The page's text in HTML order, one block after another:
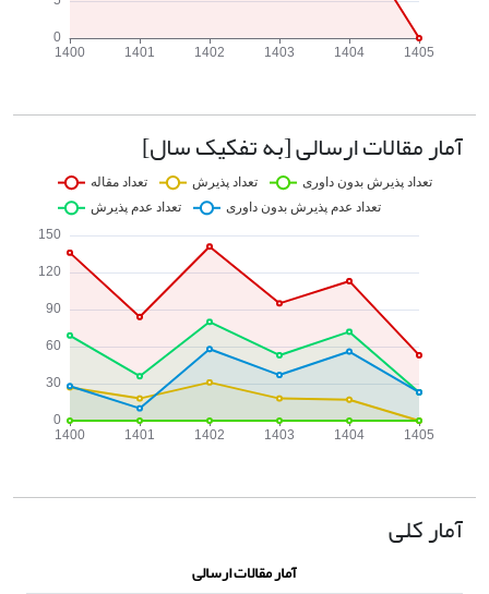
آمار مقالات ارسالی [به تفکیک سال]
آمار کلی
آمار مقالات ارسالی